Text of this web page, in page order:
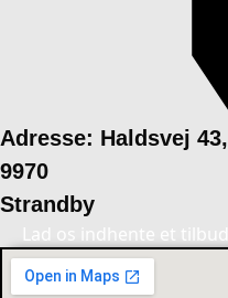
Adresse: Haldsvej 43,
9970
Strandby
Lad os indhente et tilbud